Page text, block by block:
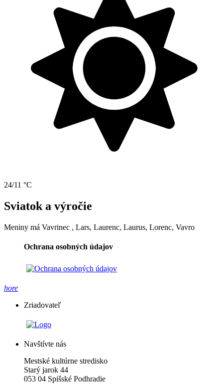
24/11 °C
Sviatok a výročie
Meniny má Vavrinec , Lars, Laurenc, Laurus, Lorenc, Vavro
Ochrana osobných údajov
hore
Zriadovateľ
Navštívte nás
Mestské kultúrne stredisko
Starý jarok 44
053 04 Spišské Podhradie